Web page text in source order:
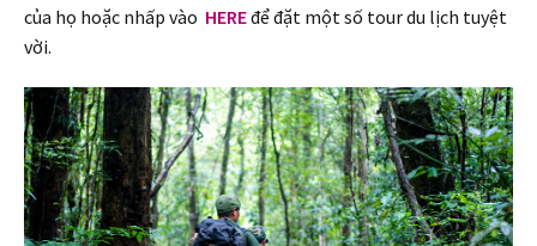
của họ hoặc nhấp vào HEREđể đặt một số tour du lịch tuyệt
vời.